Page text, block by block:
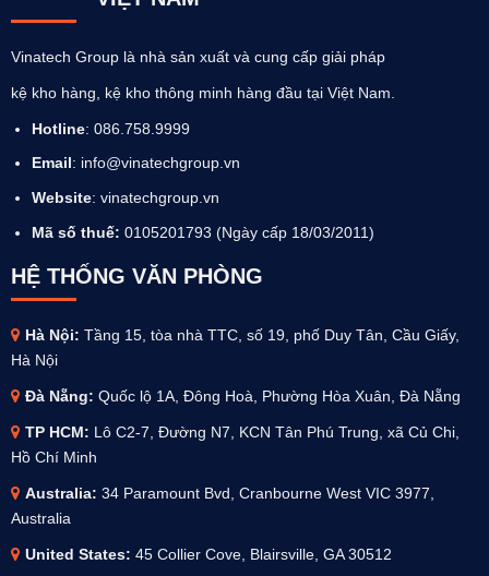
Vinatech Group là nhà sản xuất và cung cấp giải pháp
kệ kho hàng, kệ kho thông minh hàng đầu tại Việt Nam.
Hotline: 086.758.9999
Email: info@vinatechgroup.vn
Website: vinatechgroup.vn
Mã số thuế: 0105201793 (Ngày cấp 18/03/2011)
HỆ THỐNG VĂN PHÒNG
Hà Nội: Tầng 15, tòa nhà TTC, số 19, phố Duy Tân, Cầu Giấy,
Hà Nội
Đà Nẵng: Quốc lộ 1A, Đông Hoà, Phường Hòa Xuân, Đà Nẵng
TP HCM: Lô C2-7, Đường N7, KCN Tân Phú Trung, xã Củ Chi,
Hồ Chí Minh
Australia: 34 Paramount Bvd, Cranbourne West VIC 3977,
Australia
United States: 45 Collier Cove, Blairsville, GA 30512